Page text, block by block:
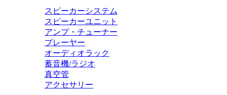
スピーカーシステム
スピーカーユニット
アンプ・チューナー
プレーヤー
オーディオラック
蓄音機/ラジオ
真空管
アクセサリー